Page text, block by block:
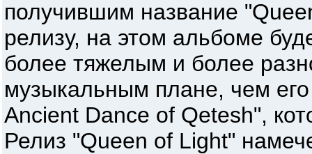
получившим название
релизу, на этом альбоме
более тяжелым и более
музыкальным плане, чем
Ancient Dance of Qetesh",
Релиз "Queen of Light"